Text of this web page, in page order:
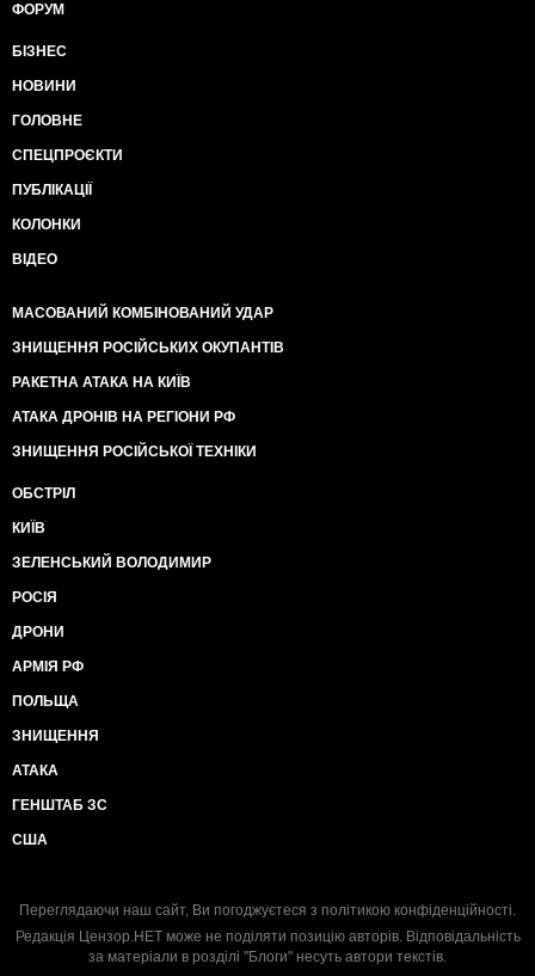
ФОРУМ
БІЗНЕС
НОВИНИ
ГОЛОВНЕ
СПЕЦПРОЄКТИ
ПУБЛІКАЦІЇ
КОЛОНКИ
ВІДЕО
МАСОВАНИЙ КОМБІНОВАНИЙ УДАР
ЗНИЩЕННЯ РОСІЙСЬКИХ ОКУПАНТІВ
РАКЕТНА АТАКА НА КИЇВ
АТАКА ДРОНІВ НА РЕГІОНИ РФ
ЗНИЩЕННЯ РОСІЙСЬКОЇ ТЕХНІКИ
ОБСТРІЛ
КИЇВ
ЗЕЛЕНСЬКИЙ ВОЛОДИМИР
РОСІЯ
ДРОНИ
АРМІЯ РФ
ПОЛЬЩА
ЗНИЩЕННЯ
АТАКА
ГЕНШТАБ ЗС
США
Переглядаючи наш сайт, Ви погоджуєтеся з політикою конфіденційності.
Редакція Цензор.НЕТ може не поділяти позицію авторів. Відповідальність
за матеріали в розділі "Блоги" несуть автори текстів.